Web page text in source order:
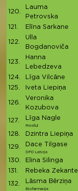
120.
Lauma
Petrovska
121. Elīna Sarkane
122.
Ulla
Bogdanoviča
123.
Hanna
Lebedzeva
124. Līga Vilcāne
125.
Iveta Liepiņa
126.
Veronika
Kozubova
127. Līga Nagle
Printful
128. Dzintra Liepiņa
129. Dace Tilgase
DPD Latvija
130. Elina Silinga
131.
Rebeka Zekante
132. Lāsma Bērziņa
Biofarmacija